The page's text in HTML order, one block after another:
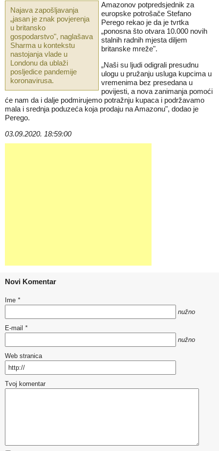
Najava zapošljavanja
„jasan je znak povjerenja
u britansko
gospodarstvo", naglašava
Sharma u kontekstu
nastojanja vlade u
Londonu da ublaži
posljedice pandemije
koronavirusa.
Amazonov potpredsjednik za
europske potrošače Stefano
Perego rekao je da je tvrtka
„ponosna što otvara 10.000 novih
stalnih radnih mjesta diljem
britanske mreže".
„Naši su ljudi odigrali presudnu
ulogu u pružanju usluga kupcima u
vremenima bez presedana u
povijesti, a nova zanimanja pomoći
će nam da i dalje podmirujemo potražnju kupaca i podržavamo
mala i srednja poduzeća koja prodaju na Amazonu", dodao je
Perego.
03.09.2020. 18:59:00
Novi Komentar
Ime *
nužno
E-mail *
nužno
Web stranica
Tvoj komentar